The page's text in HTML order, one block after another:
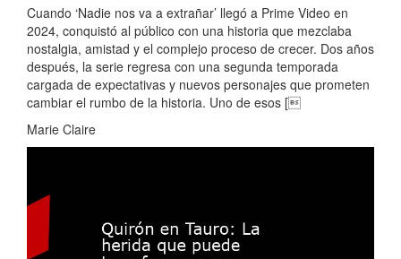
Cuando ‘Nadie nos va a extrañar’ llegó a Prime Video en
2024, conquistó al público con una historia que mezclaba
nostalgia, amistad y el complejo proceso de crecer. Dos años
después, la serie regresa con una segunda temporada
cargada de expectativas y nuevos personajes que prometen
cambiar el rumbo de la historia. Uno de esos [
Marie Claire